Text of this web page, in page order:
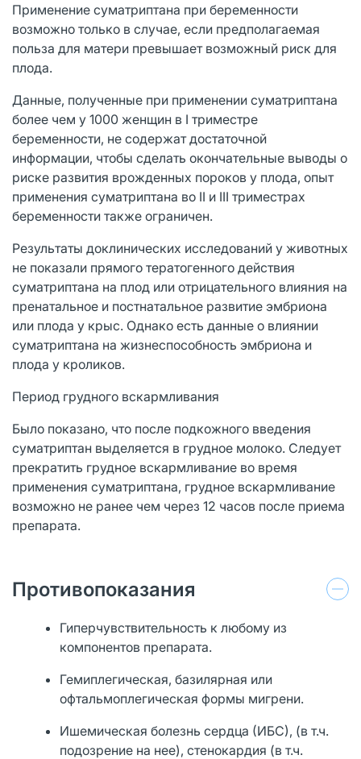
Применение суматриптана при беременности
возможно только в случае, если предполагаемая
польза для матери превышает возможный риск для
плода.
Данные, полученные при применении суматриптана
более чем у 1000 женщин в I триместре
беременности, не содержат достаточной
информации, чтобы сделать окончательные выводы о
риске развития врожденных пороков у плода, опыт
применения суматриптана во II и III триместрах
беременности также ограничен.
Результаты доклинических исследований у животных
не показали прямого тератогенного действия
суматриптана на плод или отрицательного влияния на
пренатальное и постнатальное развитие эмбриона
или плода у крыс. Однако есть данные о влиянии
суматриптана на жизнеспособность эмбриона и
плода у кроликов.
Период грудного вскармливания
Было показано, что после подкожного введения
суматриптан выделяется в грудное молоко. Следует
прекратить грудное вскармливание во время
применения суматриптана, грудное вскармливание
возможно не ранее чем через 12 часов после приема
препарата.
Противопоказания
Гиперчувствительность к любому из
компонентов препарата.
Гемиплегическая, базилярная или
офтальмоплегическая формы мигрени.
Ишемическая болезнь сердца (ИБС), (в т.ч.
подозрение на нее), стенокардия (в т.ч.